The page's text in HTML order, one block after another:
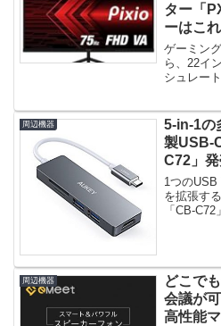
ター「
ーはこれ
ゲーミン
ら、22イ
シュレー
周辺機器
5-in-1の
製USB-
C72」
のポー
1つのUSB
を拡張す
「CB-
周辺機器
どこで
会議が
高性能